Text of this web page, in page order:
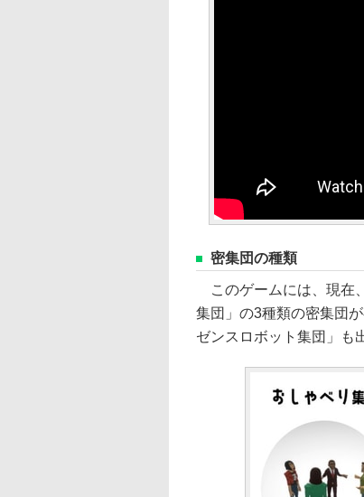
密集団の種類
このゲームには、現在
集団」の3種類の密集団
ゼンスロボット集団」も